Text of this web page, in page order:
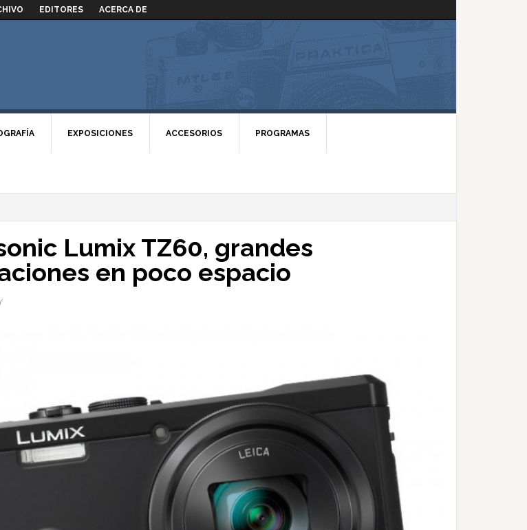
EDITORES ACERCA DE
EXPOSICIONES ACCESORIOS PROGRAMAS
Lumix TZ60, grandes
en poco espacio